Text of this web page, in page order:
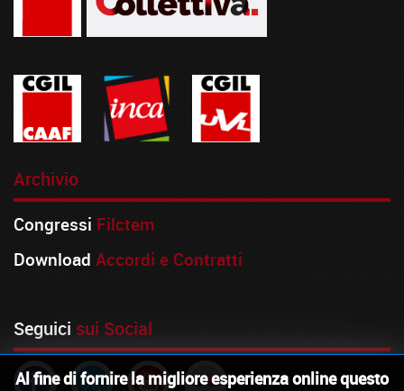
Al fine di fornire la migliore esperienza online questo
Archivio
Congressi Filctem
Download Accordi e Contratti
Seguicisui Social